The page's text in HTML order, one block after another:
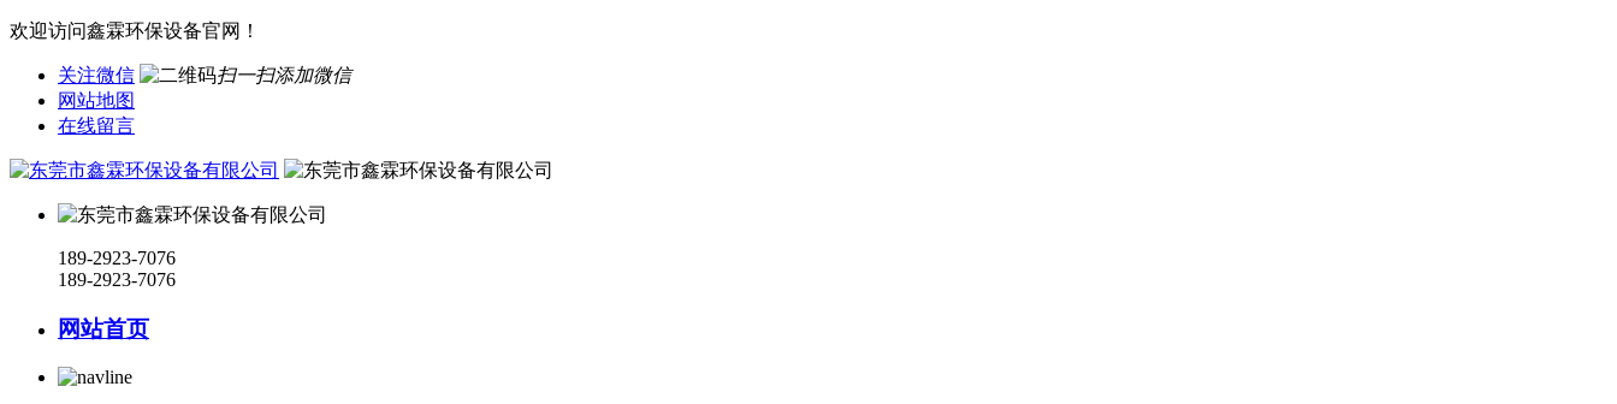
欢迎访问鑫霖环保设备官网！
关注微信
扫一扫添加微信
网站地图
在线留言
189-2923-7076
189-2923-7076
网站首页